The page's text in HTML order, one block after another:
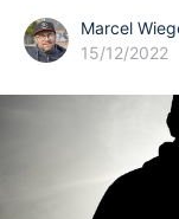
Marcel
15/12/2022